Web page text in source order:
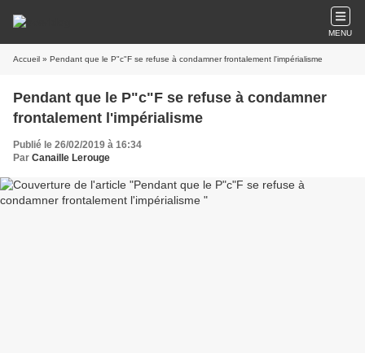
MENU
Accueil » Pendant que le P"c"F se refuse à condamner frontalement l'impérialisme
Pendant que le P"c"F se refuse à condamner
frontalement l'impérialisme
Publié le 26/02/2019 à 16:34
Par Canaille Lerouge